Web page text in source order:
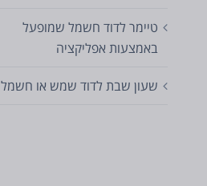
טיימר לדוד חשמל שמופעל
באמצעות אפליקציה
שעון שבת לדוד שמש או חשמל